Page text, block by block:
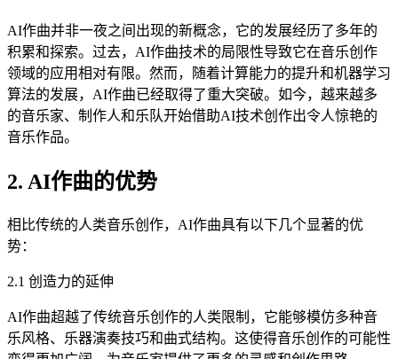
AI作曲并非一夜之间出现的新概念，它的发展经历了多年的
积累和探索。过去，AI作曲技术的局限性导致它在音乐创作
领域的应用相对有限。然而，随着计算能力的提升和机器学习
算法的发展，AI作曲已经取得了重大突破。如今，越来越多
的音乐家、制作人和乐队开始借助AI技术创作出令人惊艳的
音乐作品。
2. AI作曲的优势
相比传统的人类音乐创作，AI作曲具有以下几个显著的优
势：
2.1 创造力的延伸
AI作曲超越了传统音乐创作的人类限制，它能够模仿多种音
乐风格、乐器演奏技巧和曲式结构。这使得音乐创作的可能性